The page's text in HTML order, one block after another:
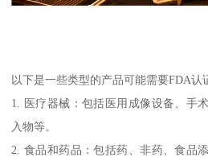
以下是一些类型的产品可能需要FDA认
1. 医疗器械：包括医用成像设备、手
入物等。
2. 食品和药品：包括药、非药、食品